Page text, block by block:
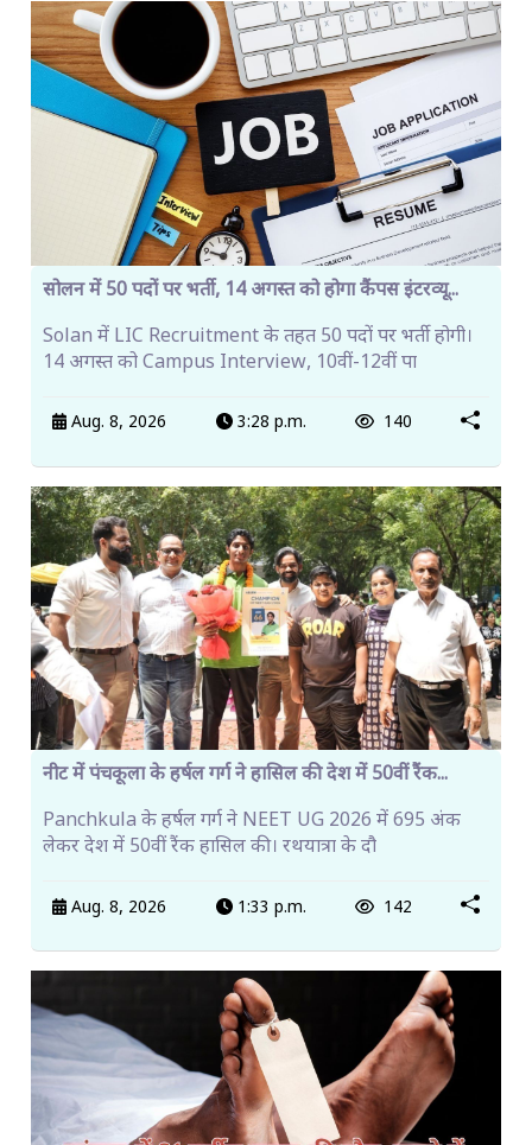
सोलन में 50 पदों पर भर्ती, 14 अगस्त को होगा कैंपस इंटरव्यू...
Solan में LIC Recruitment के तहत 50 पदों पर भर्ती होगी।
14 अगस्त को Campus Interview, 10वीं-12वीं पा
Aug. 8, 2026 3:28 p.m. 140
नीट में पंचकूला के हर्षल गर्ग ने हासिल की देश में 50वीं रैंक...
Panchkula के हर्षल गर्ग ने NEET UG 2026 में 695 अंक
लेकर देश में 50वीं रैंक हासिल की। रथयात्रा के दौ
Aug. 8, 2026 1:33 p.m. 142